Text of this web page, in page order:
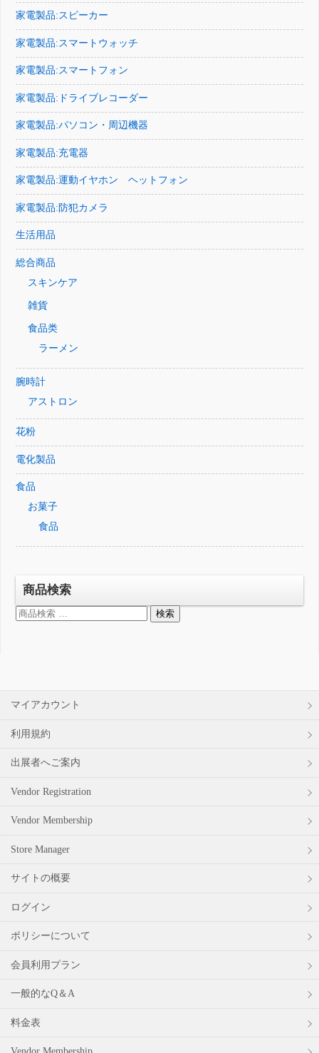
家電製品:スピーカー
家電製品:スマートウォッチ
家電製品:スマートフォン
家電製品:ドライブレコーダー
家電製品:パソコン・周辺機器
家電製品:充電器
家電製品:運動イヤホン ヘットフォン
家電製品:防犯カメラ
生活用品
総合商品
スキンケア
雑貨
食品类
ラーメン
腕時計
アストロン
花粉
電化製品
食品
お菓子
食品
商品検索
検
検索
マイアカウント
利用規約
出展者へご案内
Vendor Registration
Vendor Membership
Store Manager
サイトの概要
ログイン
ポリシーについて
会員利用プラン
一般的なQ＆A
料金表